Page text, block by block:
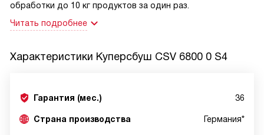
обработки до 10 кг продуктов за один раз.
Читать подробнее
Характеристики Куперсбуш CSV 6800 0 S4
Гарантия (мес.) 36
Страна производства Германия*